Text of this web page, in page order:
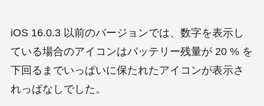
iOS 16.0.3 以前のバージョンでは、数字を表示し
ている場合のアイコンはバッテリー残量が 20 % を
下回るまでいっぱいに保たれたアイコンが表示さ
れっぱなしでした。